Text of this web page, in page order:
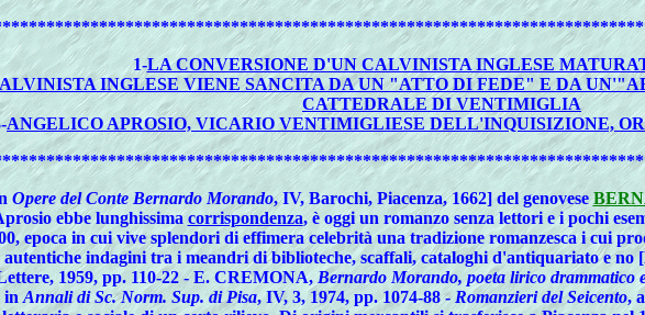
1-LA CONVERSIONE D'UN CALVINISTA INGLESE
INGLESE VIENE SANCITA DA UN "ATTO DI FEDE" E DA
CATTEDRALE DI VENTIMIGLIA
ANGELICO APROSIO, VICARIO VENTIMIGLIESE DELL'INQUISIZIONE,
Opere del Conte Bernardo Morando, IV, Barochi, Piacenza, 1662] del genovese
ebbe lunghissimacorrispondenza, è oggi un romanzo senza lettori e i pochi
epoca in cui vive splendori di effimera celebrità una tradizione romanzesca i cui
indagini tra i meandri di biblioteche, scaffali, cataloghi d'antiquariato e
1959, pp. 110-22 - E. CREMONA,Bernardo Morando, poeta lirico drammatico
inAnnali di Sc. Norm. Sup. di Pisa, IV, 3, 1974, pp. 1074-88 -Romanzieri del Seicento,